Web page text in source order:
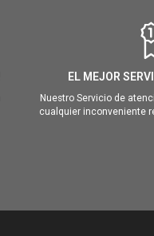
EL MEJOR
Nuestro Servicio de
cualquier inconveniente